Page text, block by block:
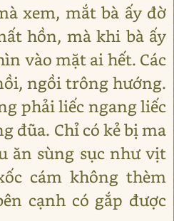
xem, mắt bà ấy đờ
hồn, mà khi bà ấy
vào mặt ai hết. Các
ngồi trông hướng.
phải liếc ngang liếc
đũa. Chỉ có kẻ bị ma
ăn sùng sục như vịt
cám không thèm
cạnh có gắp được